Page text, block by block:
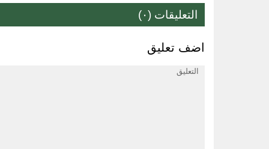
التعليقات (٠)
اضف تعليق